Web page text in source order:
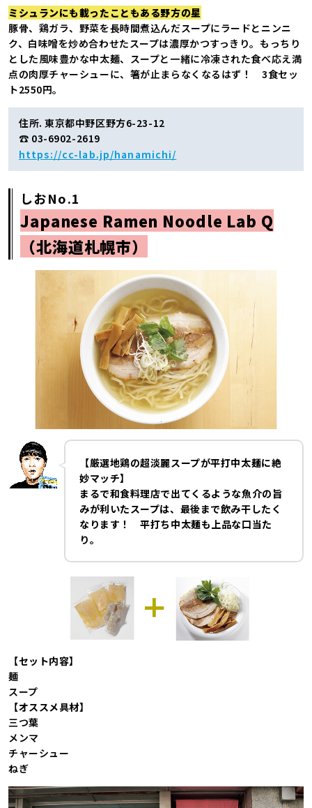
ミシュランにも載ったこともある野方の星
豚骨、鶏ガラ、野菜を長時間煮込んだスープにラードとニンニ
ク、白味噌を炒め合わせたスープは濃厚かつすっきり。もっちり
とした風味豊かな中太麺、スープと一緒に冷凍された食べ応え満
点の肉厚チャーシューに、箸が止まらなくなるはず！ 3食セッ
ト2550円。
住所. 東京都中野区野方6-23-12
☎ 03-6902-2619
https://cc-lab.jp/hanamichi/
しおNo.1
Japanese Ramen Noodle Lab Q
（北海道札幌市）
【厳選地鶏の超淡麗スープが平打中太麺に絶
妙マッチ】
まるで和食料理店で出てくるような魚介の旨
みが利いたスープは、最後まで飲み干したく
なります！ 平打ち中太麺も上品な口当た
り。
【セット内容】
麺
スープ
【オススメ具材】
三つ葉
メンマ
チャーシュー
ねぎ